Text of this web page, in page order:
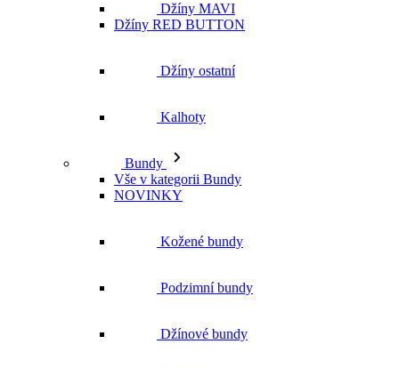
Džíny MAVI
Džíny RED BUTTON
Džíny ostatní
Kalhoty
Bundy
Vše v kategorii Bundy
NOVINKY
Kožené bundy
Podzimní bundy
Džínové bundy